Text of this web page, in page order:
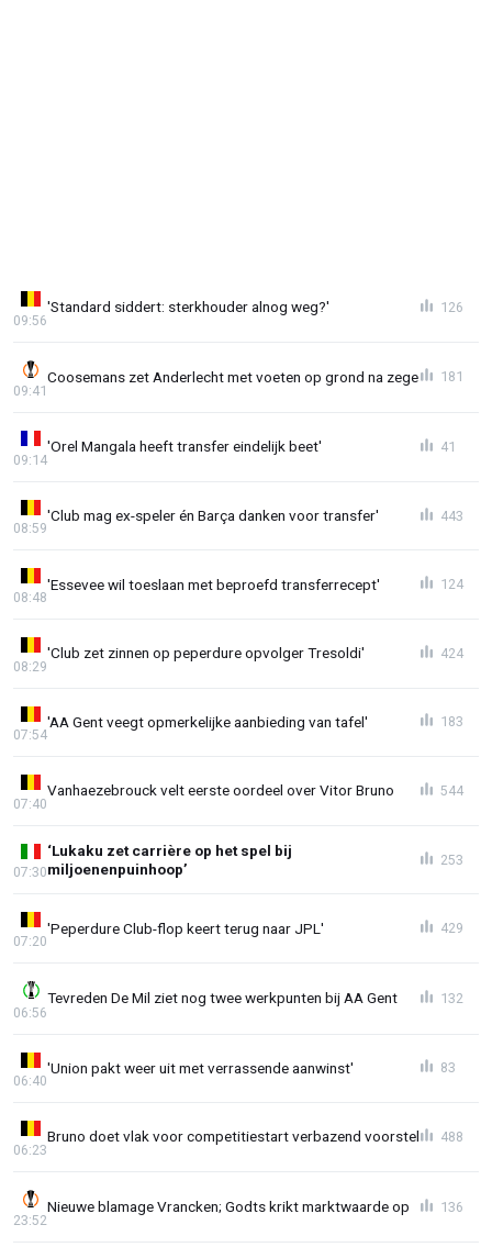
'Standard siddert: sterkhouder alnog weg?'
09:56
126
Coosemans zet Anderlecht met voeten op grond na zege
09:41
181
'Orel Mangala heeft transfer eindelijk beet'
09:14
41
'Club mag ex-speler én Barça danken voor transfer'
08:59
443
'Essevee wil toeslaan met beproefd transferrecept'
08:48
124
'Club zet zinnen op peperdure opvolger Tresoldi'
08:29
424
'AA Gent veegt opmerkelijke aanbieding van tafel'
07:54
183
Vanhaezebrouck velt eerste oordeel over Vitor Bruno
07:40
544
‘Lukaku zet carrière op het spel bij
miljoenenpuinhoop’
07:30
253
'Peperdure Club-flop keert terug naar JPL'
07:20
429
Tevreden De Mil ziet nog twee werkpunten bij AA Gent
06:56
132
'Union pakt weer uit met verrassende aanwinst'
06:40
83
Bruno doet vlak voor competitiestart verbazend voorstel
06:23
488
Nieuwe blamage Vrancken; Godts krikt marktwaarde op
23:52
136